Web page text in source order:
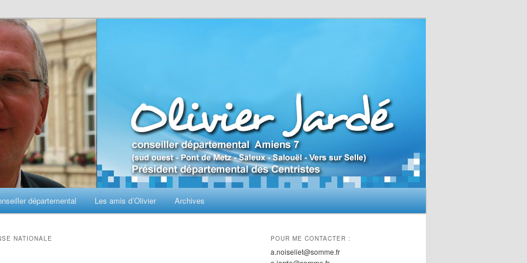
départemental Les amis d’Olivier Archives
NATIONALE POUR ME CONTACTER :
a.noiseliet@somme.fr